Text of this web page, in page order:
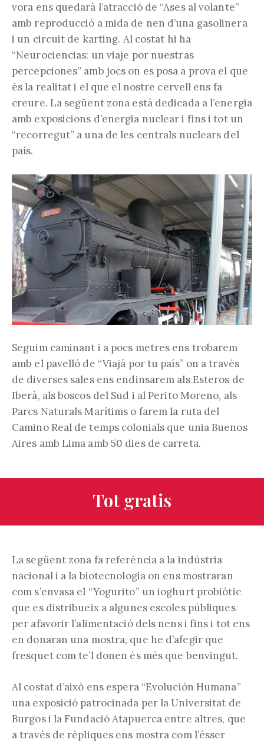
vora ens quedarà l’atracció de “Ases al volante”
amb reproducció a mida de nen d’una gasolinera
i un circuit de karting. Al costat hi ha
“Neurociencias: un viaje por nuestras
percepciones” amb jocs on es posa a prova el que
és la realitat i el que el nostre cervell ens fa
creure. La següent zona està dedicada a l’energia
amb exposicions d’energia nuclear i fins i tot un
“recorregut” a una de les centrals nuclears del
país.
Seguim caminant i a pocs metres ens trobarem
amb el pavelló de “Viajá por tu país” on a través
de diverses sales ens endinsarem als Esteros de
Iberà, als boscos del Sud i al Perito Moreno, als
Parcs Naturals Marítims o farem la ruta del
Camino Real de temps colonials que unia Buenos
Aires amb Lima amb 50 dies de carreta.
Tot gratis
La següent zona fa referència a la indústria
nacional i a la biotecnologia on ens mostraran
com s’envasa el “Yogurito” un ioghurt probiótic
que es distribueix a algunes escoles públiques
per afavorir l’alimentació dels nens i fins i tot ens
en donaran una mostra, que he d’afegir que
fresquet com te’l donen és més que benvingut.
Al costat d’això ens espera “Evolución Humana”
una exposició patrocinada per la Universitat de
Burgos i la Fundació Atapuerca entre altres, que
a través de rèpliques ens mostra com l’ésser